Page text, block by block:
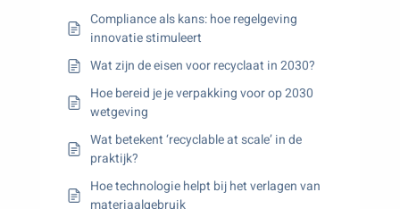
Compliance als kans: hoe regelgeving
innovatie stimuleert
Wat zijn de eisen voor recyclaat in 2030?
Hoe bereid je je verpakking voor op 2030
wetgeving
Wat betekent ‘recyclable at scale’ in de
praktijk?
Hoe technologie helpt bij het verlagen van
materiaalgebruik